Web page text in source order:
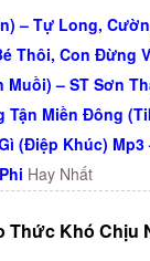
– Tự Long,
Thôi, Con Đừng
– ST Sơn
Tận Miền Đông
(Điệp Khúc) Mp3
Hay Nhất
Thức Khó Chịu